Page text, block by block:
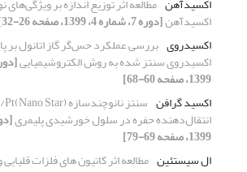
اکسیدآهن[دوره 7، شماره 4، 1399، صفحه 26-32]
اکسیدروی بررسی عملکرد حس‌گر گاز اتانول بر
اکسیدروی سنتز شده به روش الکتروشیمیایی
1399، صفحه 60-68]
اکسید گرافن
انتقال‌دهنده حفره در سلول خورشیدی پلیمری
1399، صفحه 69-79]
ال سیستئین مطالعه اثر کاتیون های فلزات